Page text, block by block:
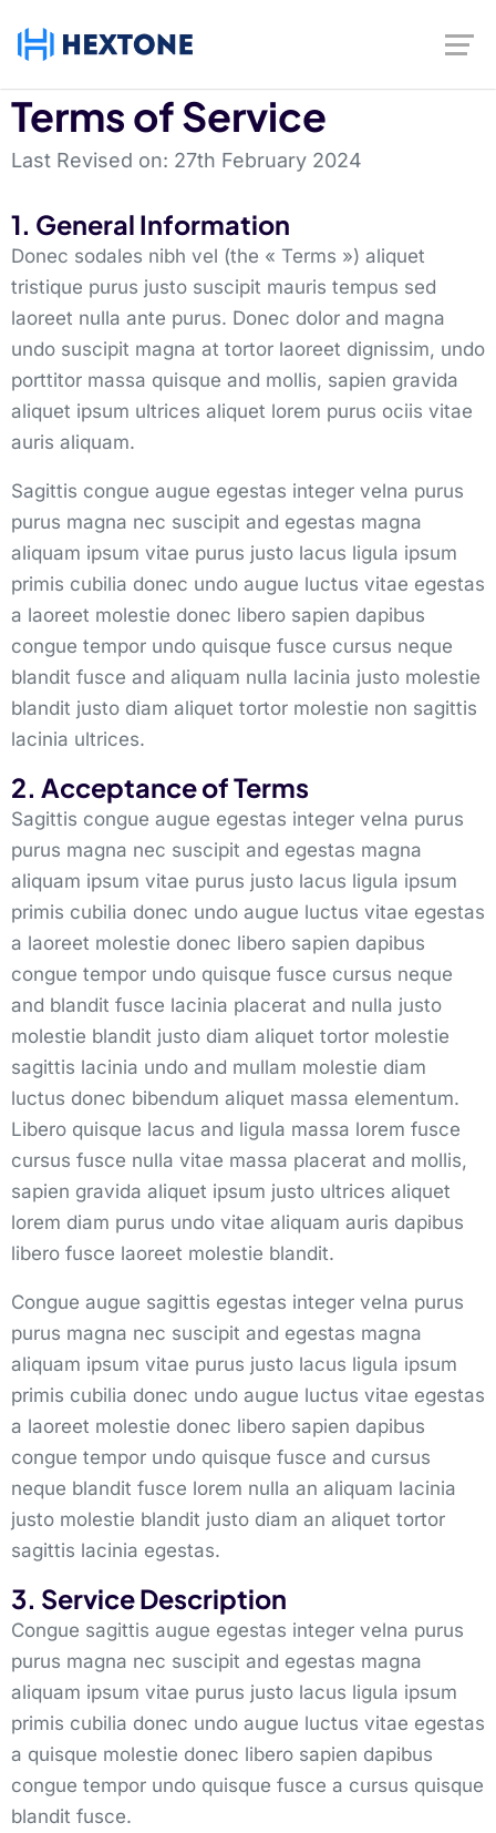
Terms of Service
Last Revised on: 27th February 2024
1. General Information
Donec sodales nibh vel (the « Terms ») aliquet
tristique purus justo suscipit mauris tempus sed
laoreet nulla ante purus. Donec dolor and magna
undo suscipit magna at tortor laoreet dignissim, undo
porttitor massa quisque and mollis, sapien gravida
aliquet ipsum ultrices aliquet lorem purus ociis vitae
auris aliquam.
Sagittis congue augue egestas integer velna purus
purus magna nec suscipit and egestas magna
aliquam ipsum vitae purus justo lacus ligula ipsum
primis cubilia donec undo augue luctus vitae egestas
a laoreet molestie donec libero sapien dapibus
congue tempor undo quisque fusce cursus neque
blandit fusce and aliquam nulla lacinia justo molestie
blandit justo diam aliquet tortor molestie non sagittis
lacinia ultrices.
2. Acceptance of Terms
Sagittis congue augue egestas integer velna purus
purus magna nec suscipit and egestas magna
aliquam ipsum vitae purus justo lacus ligula ipsum
primis cubilia donec undo augue luctus vitae egestas
a laoreet molestie donec libero sapien dapibus
congue tempor undo quisque fusce cursus neque
and blandit fusce lacinia placerat and nulla justo
molestie blandit justo diam aliquet tortor molestie
sagittis lacinia undo and mullam molestie diam
luctus donec bibendum aliquet massa elementum.
Libero quisque lacus and ligula massa lorem fusce
cursus fusce nulla vitae massa placerat and mollis,
sapien gravida aliquet ipsum justo ultrices aliquet
lorem diam purus undo vitae aliquam auris dapibus
libero fusce laoreet molestie blandit.
Congue augue sagittis egestas integer velna purus
purus magna nec suscipit and egestas magna
aliquam ipsum vitae purus justo lacus ligula ipsum
primis cubilia donec undo augue luctus vitae egestas
a laoreet molestie donec libero sapien dapibus
congue tempor undo quisque fusce and cursus
neque blandit fusce lorem nulla an aliquam lacinia
justo molestie blandit justo diam an aliquet tortor
sagittis lacinia egestas.
3. Service Description
Congue sagittis augue egestas integer velna purus
purus magna nec suscipit and egestas magna
aliquam ipsum vitae purus justo lacus ligula ipsum
primis cubilia donec undo augue luctus vitae egestas
a quisque molestie donec libero sapien dapibus
congue tempor undo quisque fusce a cursus quisque
blandit fusce.